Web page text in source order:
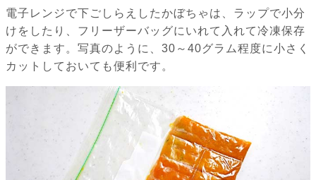
電子レンジで下ごしらえしたかぼちゃは、ラップで小分
けをしたり、フリーザーバッグにいれて入れて冷凍保存
ができます。写真のように、30～40グラム程度に小さく
カットしておいても便利です。